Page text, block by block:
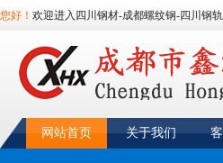
您好！ 欢迎进入四川钢材-成都螺纹钢-四川钢
网站首页 关于我们